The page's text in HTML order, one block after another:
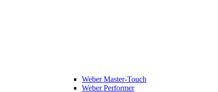
Weber Master-Touch
Weber Performer